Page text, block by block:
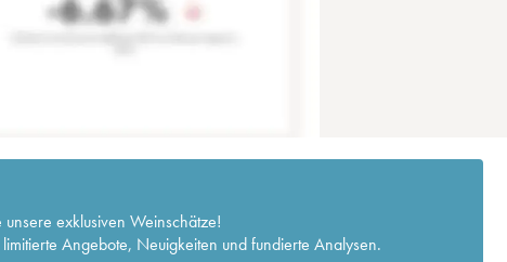
exklusiven Weinschätze!
Angebote, Neuigkeiten und fundierte Analysen.